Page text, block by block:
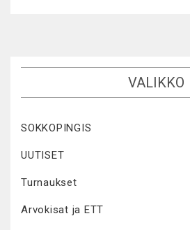
VALIKKO
SOKKOPINGIS
UUTISET
Turnaukset
Arvokisat ja ETT